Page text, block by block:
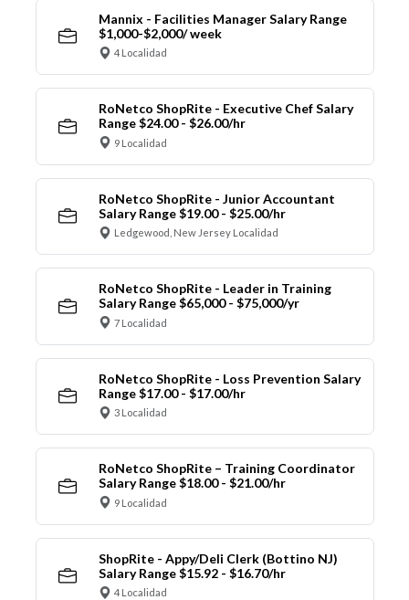
Mannix - Facilities Manager Salary Range
$1,000-$2,000/ week
4 Localidad
RoNetco ShopRite - Executive Chef Salary
Range $24.00 - $26.00/hr
9 Localidad
RoNetco ShopRite - Junior Accountant
Salary Range $19.00 - $25.00/hr
Ledgewood, New Jersey Localidad
RoNetco ShopRite - Leader in Training
Salary Range $65,000 - $75,000/yr
7 Localidad
RoNetco ShopRite - Loss Prevention Salary
Range $17.00 - $17.00/hr
3 Localidad
RoNetco ShopRite – Training Coordinator
Salary Range $18.00 - $21.00/hr
9 Localidad
ShopRite - Appy/Deli Clerk (Bottino NJ)
Salary Range $15.92 - $16.70/hr
4 Localidad